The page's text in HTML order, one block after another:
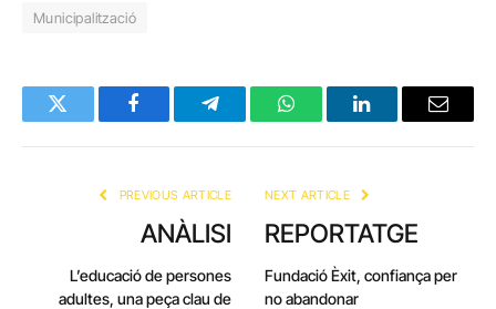
Municipalització
Twitter FacebookTelegramWhatsAppLinkedInEmail
PREVIOUS ARTICLE
ANÀLISI
L’educació de persones
adultes, una peça clau de
NEXT ARTICLE
REPORTATGE
Fundació Èxit, confiança per
no abandonar